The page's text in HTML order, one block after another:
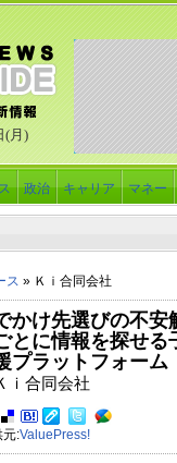
(月)
政治 キャリア マネー
ス » Ｋｉ合同会社
かけ先選びの不
とに情報を探せる
プラットフォー
合同会社
元:ValuePress!